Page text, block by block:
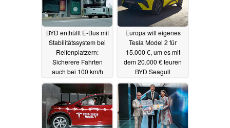
BYD enthüllt E-Bus mit
Stabilitätssystem bei
Reifenplatzern:
Sicherere Fahrten
auch bei 100 km/h
16.09.2025
Europa will eigenes
Tesla Model 2 für
15.000 €, um es mit
dem 20.000 € teuren
BYD Seagull
aufnehmen11.09.2025